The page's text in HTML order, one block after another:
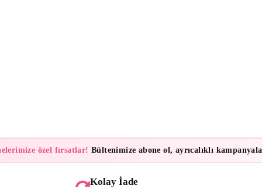
özel fırsatlar!Bültenimize abone ol, ayrıcalıklı kampanyalar
Kolay İade